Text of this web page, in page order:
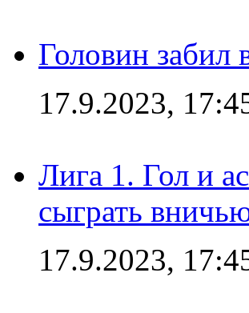
Головин забил
17.9.2023,
Лига 1. Гол и
сыграть
17.9.2023,